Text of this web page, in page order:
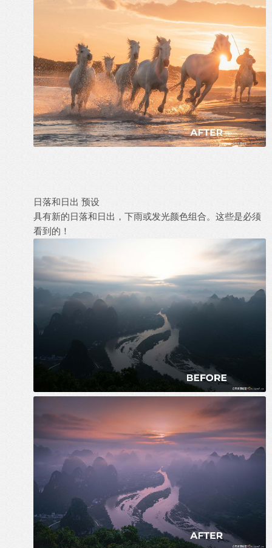
日落和日出 预设
具有新的日落和日出，下雨或发光颜色组合。这些是必须
看到的！